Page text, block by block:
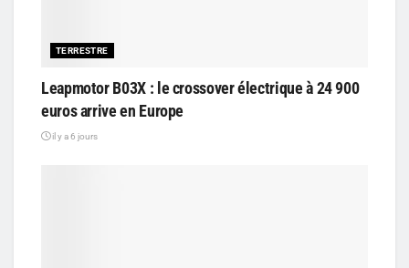
TERRESTRE
Leapmotor B03X : le crossover électrique à 24 900
euros arrive en Europe
il y a 6 jours